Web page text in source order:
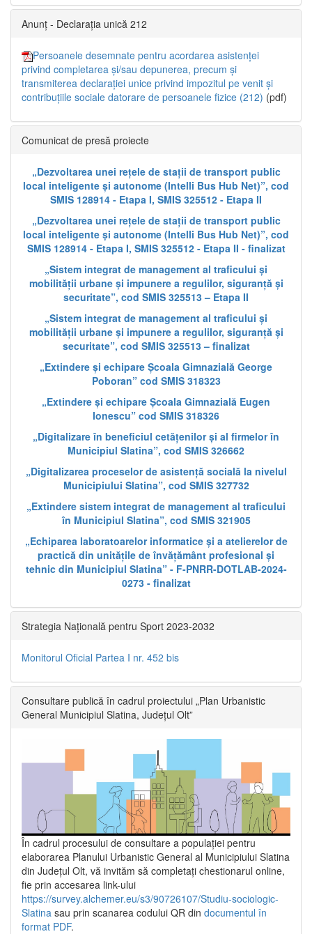
Anunț - Declarația unică 212
Persoanele desemnate pentru acordarea asistenței
privind completarea și/sau depunerea, precum și
transmiterea declarației unice privind impozitul pe venit și
contribuțiile sociale datorare de persoanele fizice (212) (pdf)
Comunicat de presă proiecte
„Dezvoltarea unei rețele de stații de transport public
local inteligente și autonome (Intelli Bus Hub Net)”, cod
SMIS 128914 - Etapa I, SMIS 325512 - Etapa II
„Dezvoltarea unei rețele de stații de transport public
local inteligente și autonome (Intelli Bus Hub Net)”, cod
SMIS 128914 - Etapa I, SMIS 325512 - Etapa II - finalizat
„Sistem integrat de management al traficului și
mobilității urbane și impunere a regulilor, siguranță și
securitate”, cod SMIS 325513 – Etapa II
„Sistem integrat de management al traficului și
mobilității urbane și impunere a regulilor, siguranță și
securitate”, cod SMIS 325513 – finalizat
„Extindere și echipare Școala Gimnazială George
Poboran” cod SMIS 318323
„Extindere și echipare Școala Gimnazială Eugen
Ionescu” cod SMIS 318326
„Digitalizare în beneficiul cetățenilor și al firmelor în
Municipiul Slatina”, cod SMIS 326662
„Digitalizarea proceselor de asistență socială la nivelul
Municipiului Slatina”, cod SMIS 327732
„Extindere sistem integrat de management al traficului
în Municipiul Slatina”, cod SMIS 321905
„Echiparea laboratoarelor informatice și a atelierelor de
practică din unitățile de învățământ profesional și
tehnic din Municipiul Slatina” - F-PNRR-DOTLAB-2024-
0273 - finalizat
Strategia Națională pentru Sport 2023-2032
Monitorul Oficial Partea I nr. 452 bis
Consultare publică în cadrul proiectului „Plan Urbanistic
General Municipiul Slatina, Județul Olt”
În cadrul procesului de consultare a populaţiei pentru
elaborarea Planului Urbanistic General al Municipiului Slatina
din Județul Olt, vă invităm să completați chestionarul online,
fie prin accesarea link-ului
https://survey.alchemer.eu/s3/90726107/Studiu-sociologic-
Slatina sau prin scanarea codului QR din documentul în
format PDF.